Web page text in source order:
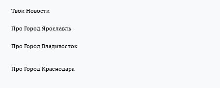
Твои Новости
Про Город Ярославль
Про Город Владивосток
Про Город Краснодара